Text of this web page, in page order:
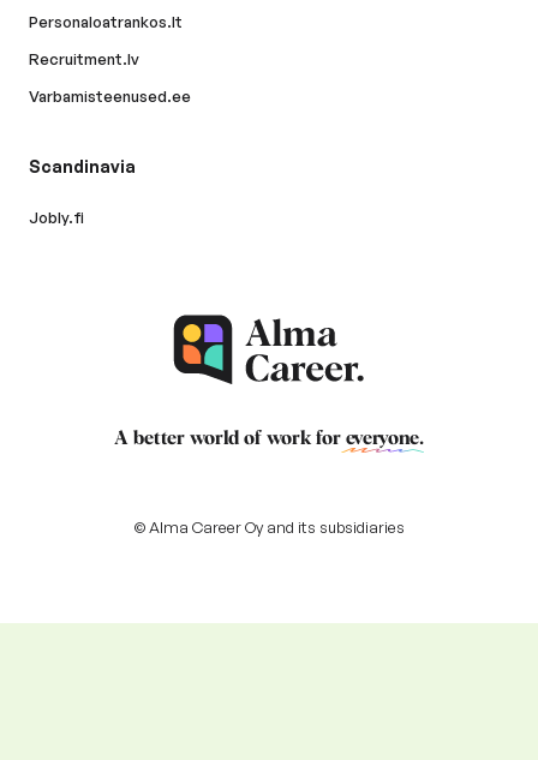
Personaloatrankos.lt
Recruitment.lv
Varbamisteenused.ee
Scandinavia
Jobly.fi
A better world of work for everyone.
© Alma Career Oy and its subsidiaries